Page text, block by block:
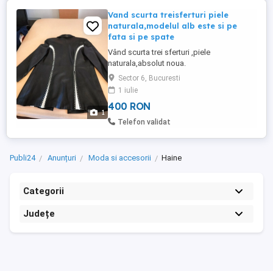
1
Vand scurta treisferturi piele
naturala,modelul alb este si pe
fata si pe spate
Vând scurta trei sferturi ,piele
naturala,absolut noua.
Sector 6, Bucuresti
1 iulie
400 RON
Telefon validat
Publi24 Anunțuri Moda si accesorii Haine
Categorii
Județe